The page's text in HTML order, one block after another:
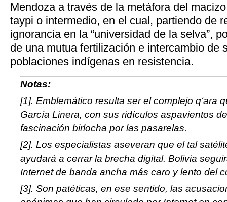
Mendoza a través de la metáfora del
taypi o intermedio, en el cual, partiendo de
ignorancia en la “universidad de la selva”,
de una mutua fertilización e intercambio de
poblaciones indígenas en resistencia.
Notas:
[1]. Emblemático resulta ser el complejo q‘ara
García Linera, con sus ridículos aspavientos
fascinación birlocha por las pasarelas.
[2]. Los especialistas aseveran que el tal
ayudará a cerrar la brecha digital. Bolivia
Internet de banda ancha más caro y lento del
[3]. Son patéticas, en ese sentido, las